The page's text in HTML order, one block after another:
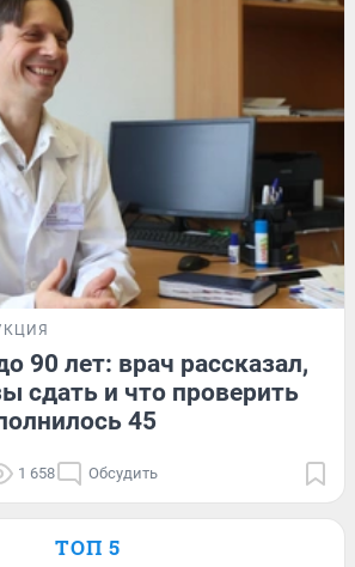
90 лет: врач рассказал,
сдать и что проверить
45
1 658 Обсудить
ТОП 5